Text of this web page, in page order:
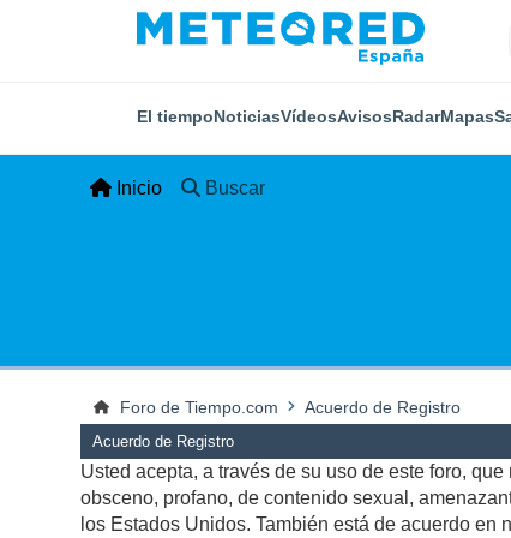
El tiempoNoticiasVídeosAvisosRadarMapas
Inicio Buscar
Foro de Tiempo.com Acuerdo de Registro
Acuerdo de Registro
Usted acepta, a través de su uso de este foro,
obsceno, profano, de contenido sexual,
los Estados Unidos. También está de acuerdo